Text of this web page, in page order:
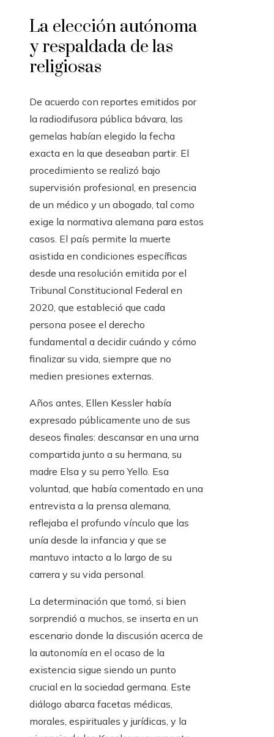
La elección autónoma
y respaldada de las
religiosas
De acuerdo con reportes emitidos por
la radiodifusora pública bávara, las
gemelas habían elegido la fecha
exacta en la que deseaban partir. El
procedimiento se realizó bajo
supervisión profesional, en presencia
de un médico y un abogado, tal como
exige la normativa alemana para estos
casos. El país permite la muerte
asistida en condiciones específicas
desde una resolución emitida por el
Tribunal Constitucional Federal en
2020, que estableció que cada
persona posee el derecho
fundamental a decidir cuándo y cómo
finalizar su vida, siempre que no
medien presiones externas.
Años antes, Ellen Kessler había
expresado públicamente uno de sus
deseos finales: descansar en una urna
compartida junto a su hermana, su
madre Elsa y su perro Yello. Esa
voluntad, que había comentado en una
entrevista a la prensa alemana,
reflejaba el profundo vínculo que las
unía desde la infancia y que se
mantuvo intacto a lo largo de su
carrera y su vida personal.
La determinación que tomó, si bien
sorprendió a muchos, se inserta en un
escenario donde la discusión acerca de
la autonomía en el ocaso de la
existencia sigue siendo un punto
crucial en la sociedad germana. Este
diálogo abarca facetas médicas,
morales, espirituales y jurídicas, y la